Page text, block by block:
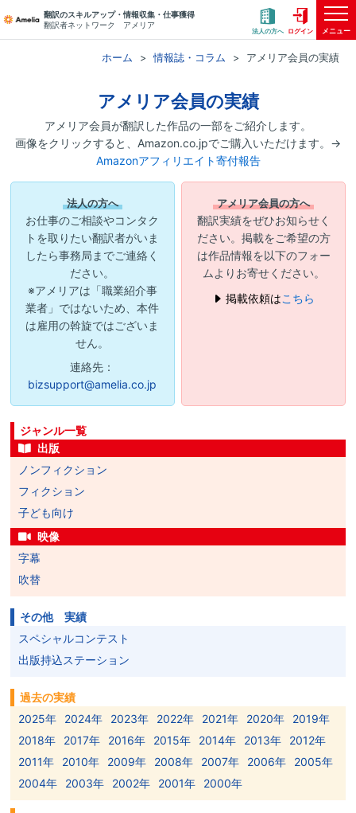
翻訳のスキルアップ・情報収集・仕事獲得
翻訳者ネットワーク アメリア
法人の方へ ログイン メニュー
ホーム 情報誌・コラム アメリア会員の実績
アメリア会員の実績
アメリア会員が翻訳した作品の一部をご紹介します。
画像をクリックすると、Amazon.co.jpでご購入いただけます。→
Amazonアフィリエイト寄付報告
法人の方へ
お仕事のご相談やコンタク
トを取りたい翻訳者がいま
したら事務局までご連絡く
ださい。
※アメリアは「職業紹介事
業者」ではないため、本件
は雇用の斡旋ではございま
せん。
連絡先：
bizsupport@amelia.co.jp
アメリア会員の方へ
翻訳実績をぜひお知らせく
ださい。掲載をご希望の方
は作品情報を以下のフォー
ムよりお寄せください。
掲載依頼はこちら
ジャンル一覧
出版
ノンフィクション
フィクション
子ども向け
映像
字幕
吹替
その他 実績
スペシャルコンテスト
出版持込ステーション
過去の実績
2025年
2024年 2023年 2022年 2021年 2020年
2019年
2018年
2017年 2016年 2015年 2014年 2013年
2012年
2011年
2010年 2009年 2008年 2007年 2006年
2005年
2004年
2003年 2002年 2001年 2000年